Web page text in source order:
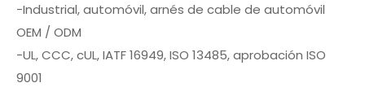
-Industrial, automóvil, arnés de cable de automóvil
OEM / ODM
-UL, CCC, cUL, IATF 16949, ISO 13485, aprobación ISO
9001